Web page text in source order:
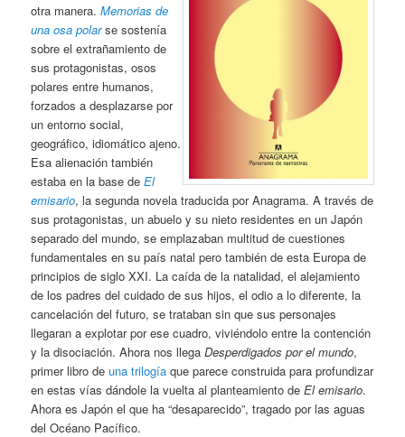
otra manera.Memorias de
una osa polarse sostenía
sobre el extrañamiento de
sus protagonistas, osos
polares entre humanos,
forzados a desplazarse por
un entorno social,
geográfico, idiomático ajeno.
Esa alienación también
estaba en la base deEl
emisario, la segunda novela traducida por Anagrama. A través de
sus protagonistas, un abuelo y su nieto residentes en un Japón
separado del mundo, se emplazaban multitud de cuestiones
fundamentales en su país natal pero también de esta Europa de
principios de siglo XXI. La caída de la natalidad, el alejamiento
de los padres del cuidado de sus hijos, el odio a lo diferente, la
cancelación del futuro, se trataban sin que sus personajes
llegaran a explotar por ese cuadro, viviéndolo entre la contención
y la disociación. Ahora nos llegaDesperdigados por el mundo,
primer libro deuna trilogía que parece construida para profundizar
en estas vías dándole la vuelta al planteamiento deEl emisario.
Ahora es Japón el que ha “desaparecido”, tragado por las aguas
del Océano Pacífico.